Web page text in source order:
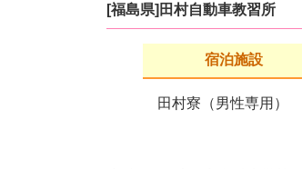
[福島県]田村自動車教習所
宿泊施設
田村寮（男性専用）